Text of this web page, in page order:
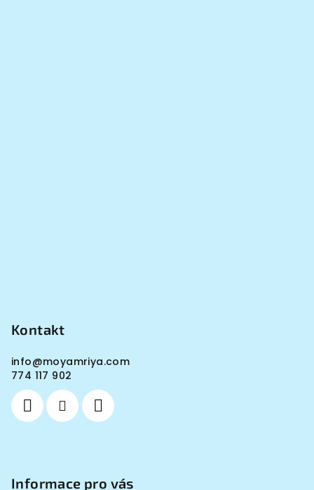
Kontakt
info@moyamriya.com
774 117 902
Informace pro vás